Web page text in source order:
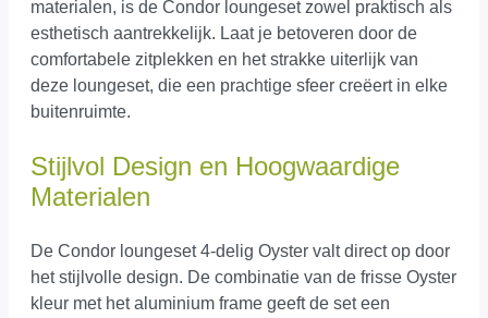
materialen, is de Condor loungeset zowel praktisch als
esthetisch aantrekkelijk. Laat je betoveren door de
comfortabele zitplekken en het strakke uiterlijk van
deze loungeset, die een prachtige sfeer creëert in elke
buitenruimte.
Stijlvol Design en Hoogwaardige
Materialen
De Condor loungeset 4-delig Oyster valt direct op door
het stijlvolle design. De combinatie van de frisse Oyster
kleur met het aluminium frame geeft de set een